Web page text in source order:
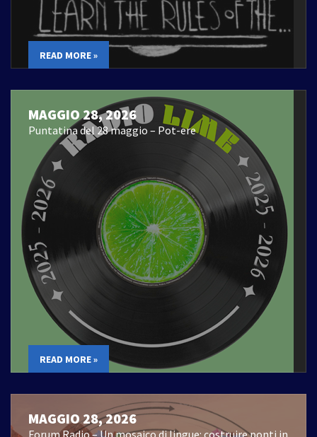
READ MORE »
MAGGIO 28, 2026
Puntatina del 28 maggio – Pot-ere
READ MORE »
MAGGIO 28, 2026